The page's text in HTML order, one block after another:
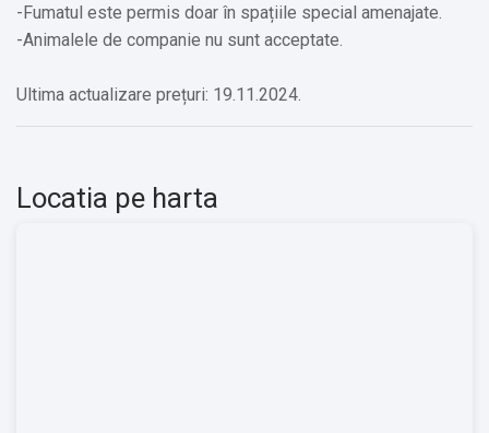
-Fumatul este permis doar în spațiile special amenajate.
-Animalele de companie nu sunt acceptate.
Ultima actualizare prețuri: 19.11.2024.
Locatia pe harta